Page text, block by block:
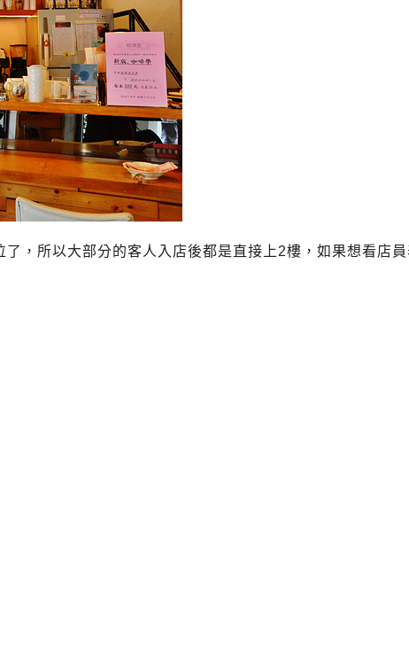
，所以大部分的客人入店後都是直接上2樓，如果想看店